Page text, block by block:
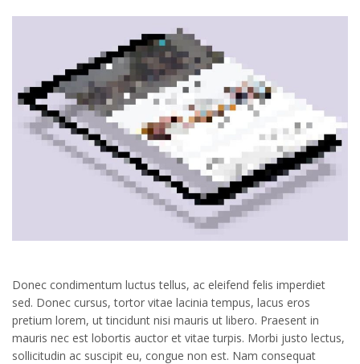
Donec condimentum luctus tellus, ac eleifend felis imperdiet
sed. Donec cursus, tortor vitae lacinia tempus, lacus eros
pretium lorem, ut tincidunt nisi mauris ut libero. Praesent in
mauris nec est lobortis auctor et vitae turpis. Morbi justo lectus,
sollicitudin ac suscipit eu, congue non est. Nam consequat